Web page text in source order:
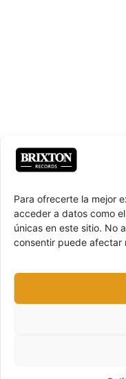
Para ofrecerte la mejor
acceder a datos como
únicas en este sitio. No
consentir puede afectar